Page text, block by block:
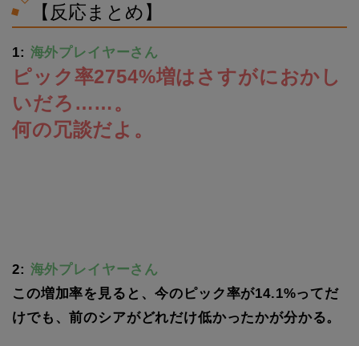
【反応まとめ】
1: 海外プレイヤーさん
ピック率2754%増はさすがにおかし
いだろ……。
何の冗談だよ。
2: 海外プレイヤーさん
この増加率を見ると、今のピック率が14.1%ってだ
けでも、前のシアがどれだけ低かったかが分かる。